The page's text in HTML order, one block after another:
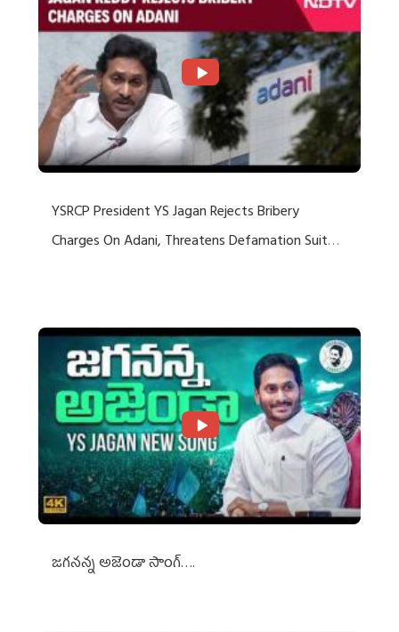
YSRCP President YS Jagan Rejects Bribery
Charges On Adani, Threatens Defamation Suit
జగనన్న అజెండా సాంగ్….